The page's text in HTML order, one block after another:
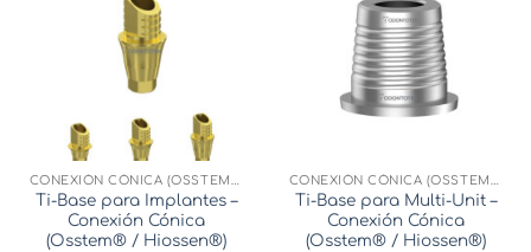
Las
opciones
se
pueden
elegir
en
la
página
de
producto
Ti-Base para Implantes –
Conexión Cónica
(Osstem® / Hiossen®)
Ti-Base para Multi-Unit –
Conexión Cónica
(Osstem® / Hiossen®)